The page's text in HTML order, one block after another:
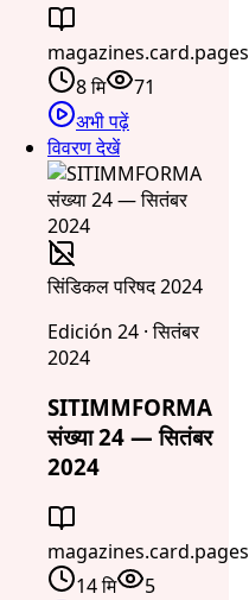
magazines.card.pages
8 मि
71
अभी पढ़ें
विवरण देखें
सिंडिकल परिषद 2024
Edición 24 · सितंबर
2024
SITIMMFORMA
संख्या 24 — सितंबर
2024
magazines.card.pages
14 मि
5